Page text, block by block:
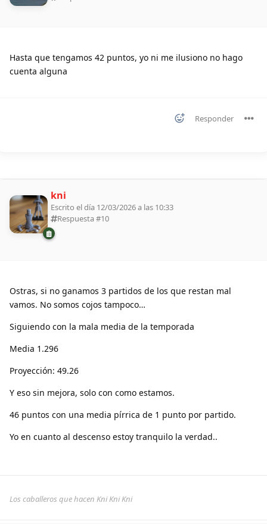
Hasta que tengamos 42 puntos, yo ni me ilusiono no hago
cuenta alguna
Responder
kni
Escrito el día 12/03/2026 a las 10:33
Respuesta #10
Ostras, si no ganamos 3 partidos de los que restan mal
vamos. No somos cojos tampoco…
Siguiendo con la mala media de la temporada
Media 1.296
Proyección: 49.26
Y eso sin mejora, solo con como estamos.
46 puntos con una media pírrica de 1 punto por partido.
Yo en cuanto al descenso estoy tranquilo la verdad..
Los caballeros que hacen Kni Kni Kni